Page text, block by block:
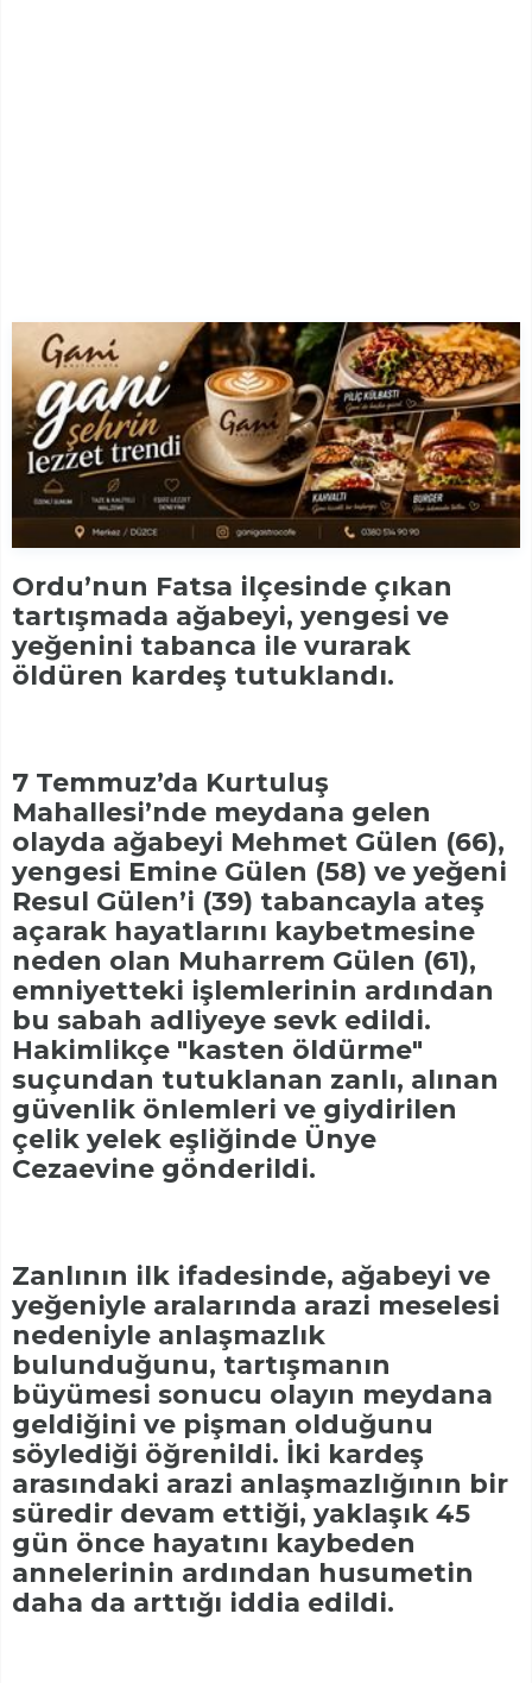
Ordu’nun Fatsa ilçesinde çıkan
tartışmada ağabeyi, yengesi ve
yeğenini tabanca ile vurarak
öldüren kardeş tutuklandı.
7 Temmuz’da Kurtuluş
Mahallesi’nde meydana gelen
olayda ağabeyi Mehmet Gülen (66),
yengesi Emine Gülen (58) ve yeğeni
Resul Gülen’i (39) tabancayla ateş
açarak hayatlarını kaybetmesine
neden olan Muharrem Gülen (61),
emniyetteki işlemlerinin ardından
bu sabah adliyeye sevk edildi.
Hakimlikçe "kasten öldürme"
suçundan tutuklanan zanlı, alınan
güvenlik önlemleri ve giydirilen
çelik yelek eşliğinde Ünye
Cezaevine gönderildi.
Zanlının ilk ifadesinde, ağabeyi ve
yeğeniyle aralarında arazi meselesi
nedeniyle anlaşmazlık
bulunduğunu, tartışmanın
büyümesi sonucu olayın meydana
geldiğini ve pişman olduğunu
söylediği öğrenildi. İki kardeş
arasındaki arazi anlaşmazlığının bir
süredir devam ettiği, yaklaşık 45
gün önce hayatını kaybeden
annelerinin ardından husumetin
daha da arttığı iddia edildi.